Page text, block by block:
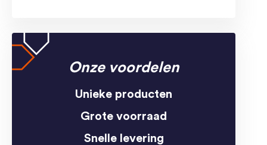
Onze voordelen
Unieke producten
Grote voorraad
Snelle levering